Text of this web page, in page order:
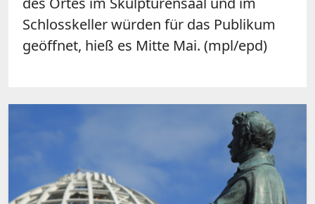
Schlosskeller würden für das Publikum
geöffnet, hieß es Mitte Mai. (mpl/epd)